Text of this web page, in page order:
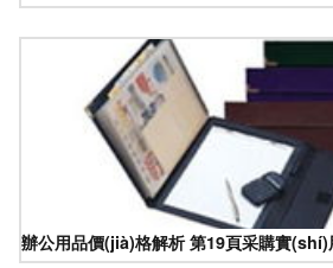
辦公用品價(jià)格解析 第19頁采購實(shí)